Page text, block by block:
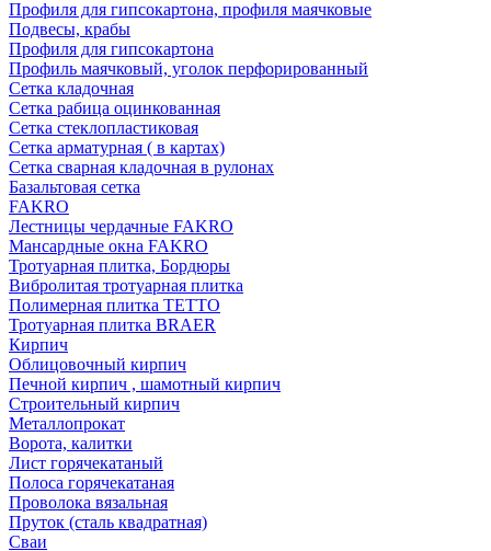
Профиля для гипсокартона, профиля маячковые
Подвесы, крабы
Профиля для гипсокартона
Профиль маячковый, уголок перфорированный
Сетка кладочная
Сетка рабица оцинкованная
Сетка стеклопластиковая
Сетка арматурная ( в картах)
Сетка сварная кладочная в рулонах
Базальтовая сетка
FAKRO
Лестницы чердачные FAKRO
Мансардные окна FAKRO
Тротуарная плитка, Бордюры
Вибролитая тротуарная плитка
Полимерная плитка TETTO
Тротуарная плитка BRAER
Кирпич
Облицовочный кирпич
Печной кирпич , шамотный кирпич
Строительный кирпич
Металлопрокат
Ворота, калитки
Лист горячекатаный
Полоса горячекатаная
Проволока вязальная
Пруток (сталь квадратная)
Сваи